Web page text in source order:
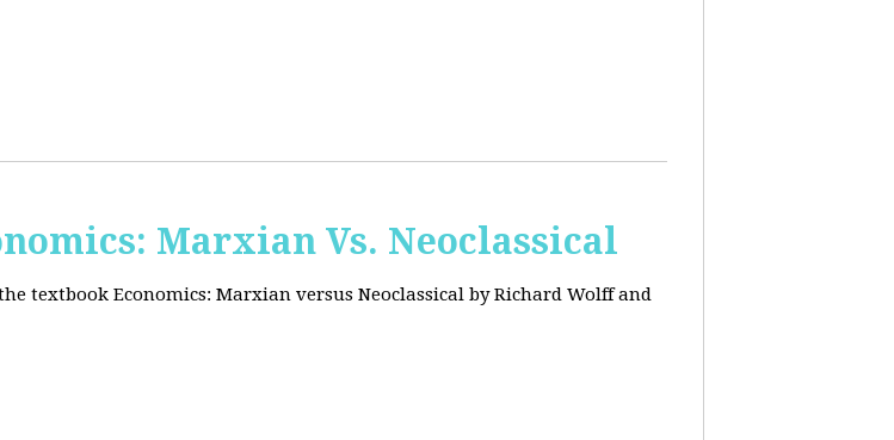
Marxian Vs. Neoclassical
textbook Economics: Marxian versus Neoclassical by Richard Wolff and